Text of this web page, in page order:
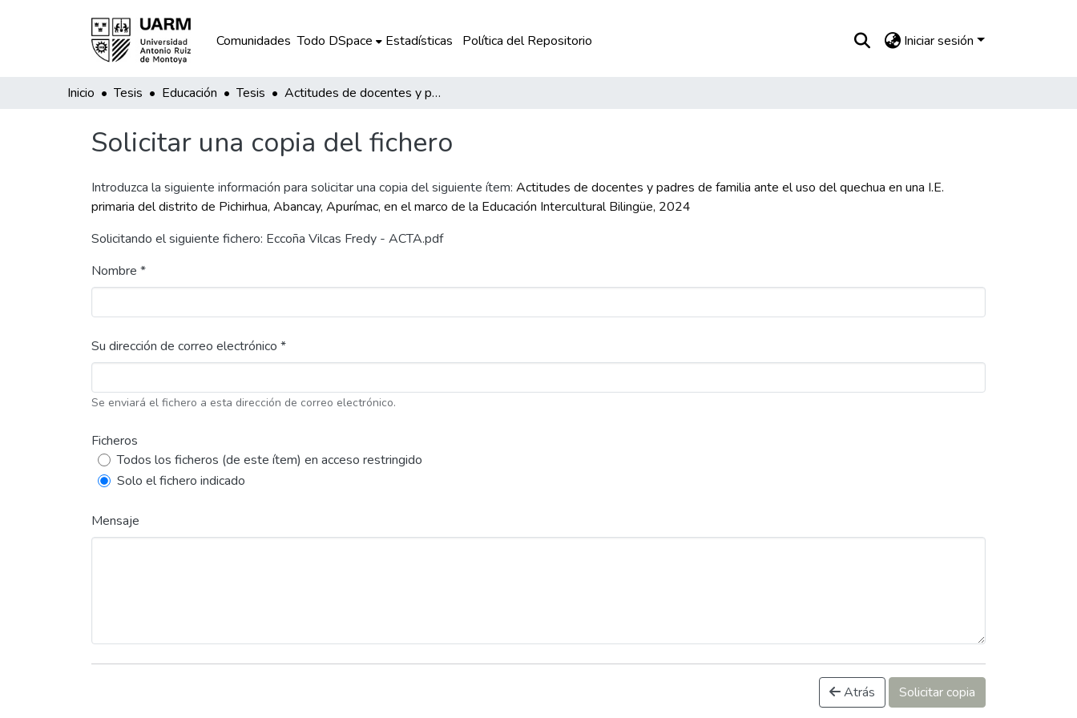
Comunidades Todo DSpace Estadísticas Política del Repositorio Iniciar sesión
Inicio Tesis Educación Tesis Actitudes de docentes y padres de familia ante el uso del quechua en una I.E. primaria del distrito de Pichirhua, Abancay, Apurímac, en el marco de la Educación Intercultural Bilingüe, 2024
Solicitar una copia del fichero
Introduzca la siguiente información para solicitar una copia del siguiente ítem: Actitudes de docentes y padres de familia ante el uso del quechua en una I.E.
primaria del distrito de Pichirhua, Abancay, Apurímac, en el marco de la Educación Intercultural Bilingüe, 2024
Solicitando el siguiente fichero: Eccoña Vilcas Fredy - ACTA.pdf
Nombre *
Su dirección de correo electrónico *
Se enviará el fichero a esta dirección de correo electrónico.
Ficheros
Todos los ficheros (de este ítem) en acceso restringido
Solo el fichero indicado
Mensaje
Atrás Solicitar copia